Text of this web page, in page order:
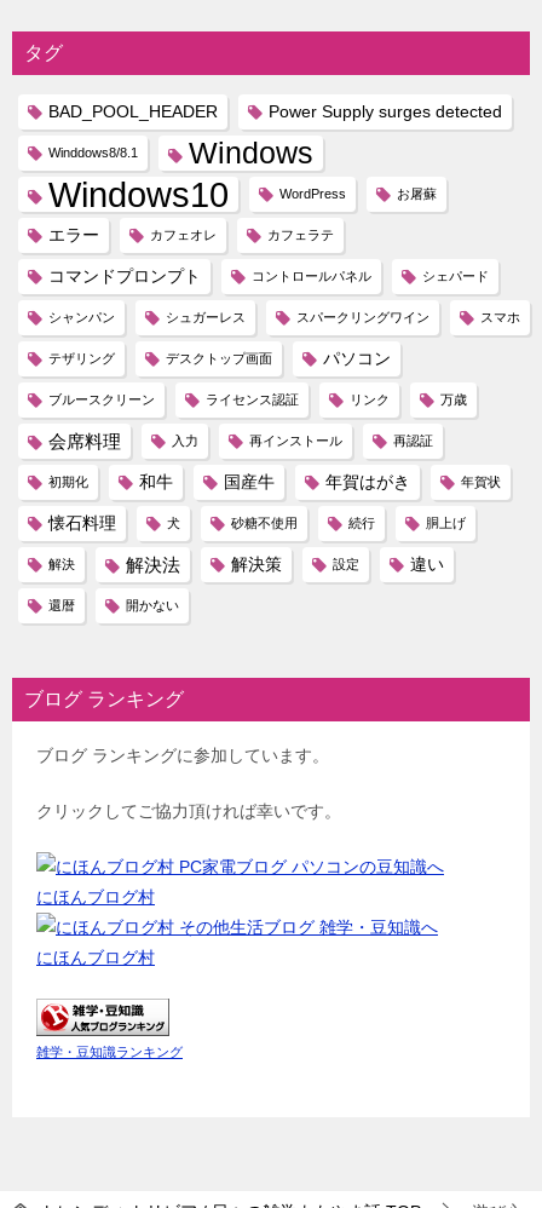
タグ
BAD_POOL_HEADER Power Supply surges detected
Winddows8/8.1 Windows
Windows10 WordPress お屠蘇
エラー カフェオレ カフェラテ
コマンドプロンプト コントロールパネル シェパード
シャンパン シュガーレス スパークリングワイン スマホ
テザリング デスクトップ画面 パソコン
ブルースクリーン ライセンス認証 リンク 万歳
会席料理 入力 再インストール 再認証
初期化 和牛 国産牛 年賀はがき 年賀状
懐石料理 犬 砂糖不使用 続行 胴上げ
解決 解決法 解決策 設定 違い
還暦 開かない
ブログ ランキング
ブログ ランキングに参加しています。
クリックしてご協力頂ければ幸いです。
にほんブログ村
にほんブログ村
雑学・豆知識ランキング